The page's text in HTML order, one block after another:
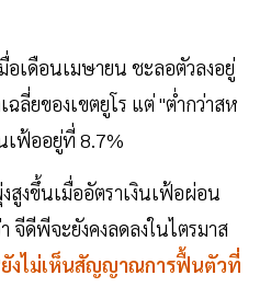
อเดือนเมษายน ชะลอตัวลงอยู่
ฉลี่ยของเขตยูโร แต่ "ต่ำกว่าสห
เฟ้ออยู่ที่ 8.7%
สูงขึ้นเมื่ออัตราเงินเฟ้อผ่อน
จีดีพีจะยังคงลดลงในไตรมาส
งไม่เห็นสัญญาณการฟื้นตัวที่